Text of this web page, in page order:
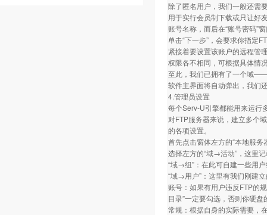
除了匿名用户，我们一般还需
用于实行会员制下载或只让好
账号名称，而后在“账号密码”
单击“下一步”，会要求你指定
紧接着要设置该账户的远程管
权限各不相同，可根据具体情
至此，我们已拥有了一个域
软件主界面将自动弹出，我们
4.管理员设置
每个Serv-U引擎都能用来运行
对FTP服务器来说，建立多个
的各项设置。
首先点击窗体左方的“本地服务
选择左方的“域→活动”，这里
“域→组”：在此可自建一些用
“域→用户”：这里有我们刚建
账号：如果有用户违反FTP的
目录”一定要勾选，否则你硬
常规：根据自身的实际需要，